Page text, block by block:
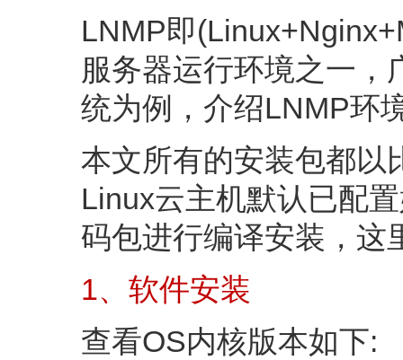
LNMP即
服务器运行环境之一，
统为例，介绍LNMP环
本文所有的安装包都以
Linux云主机默认已配
码包进行编译安装，这
1、软件安装
查看OS内核版本如下: